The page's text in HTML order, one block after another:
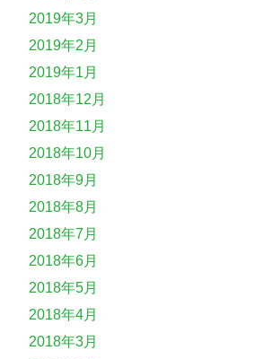
2019年3月
2019年2月
2019年1月
2018年12月
2018年11月
2018年10月
2018年9月
2018年8月
2018年7月
2018年6月
2018年5月
2018年4月
2018年3月